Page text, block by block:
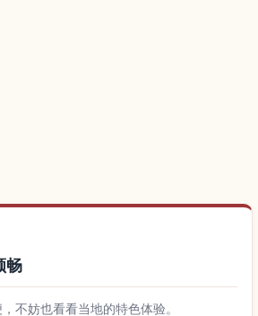
畅
不妨也看看当地的特色体验。